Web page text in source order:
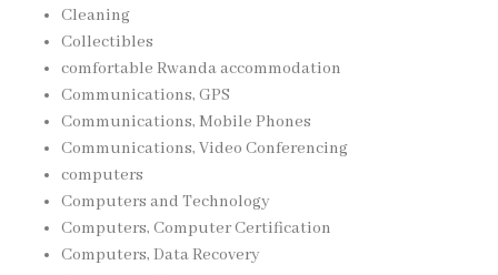
Cleaning
Collectibles
comfortable Rwanda accommodation
Communications, GPS
Communications, Mobile Phones
Communications, Video Conferencing
computers
Computers and Technology
Computers, Computer Certification
Computers, Data Recovery